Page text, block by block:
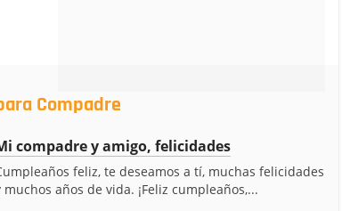
Compadre
compadre y amigo, felicidades
feliz, te deseamos a tí, muchas felicidades
muchos años de vida. ¡Feliz cumpleaños,...